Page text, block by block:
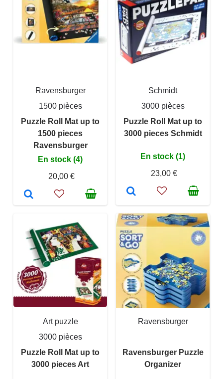
Ravensburger
1500 pièces
Puzzle Roll Mat up to
1500 pieces
Ravensburger
En stock (4)
20,00 €
Schmidt
3000 pièces
Puzzle Roll Mat up to
3000 pieces Schmidt
En stock (1)
23,00 €
Art puzzle
3000 pièces
Puzzle Roll Mat up to
3000 pieces Art
Ravensburger
Ravensburger Puzzle
Organizer